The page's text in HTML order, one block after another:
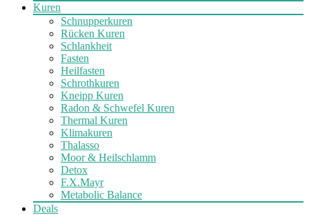
Kuren
Schnupperkuren
Rücken Kuren
Schlankheit
Fasten
Heilfasten
Schrothkuren
Kneipp Kuren
Radon & Schwefel Kuren
Thermal Kuren
Klimakuren
Thalasso
Moor & Heilschlamm
Detox
F.X.Mayr
Metabolic Balance
Deals